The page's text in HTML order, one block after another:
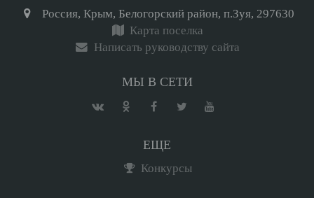
Россия, Крым, Белогорский район, п.Зуя, 297630
Карта поселка
Написать руководству сайта
МЫ В СЕТИ
ЕЩЕ
Конкурсы